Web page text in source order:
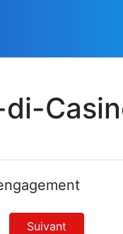
Suivant